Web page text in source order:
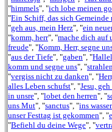
"himmels", "ich lobe meinen
"Ein Schiff, das sich Gemeinde
"geh aus, mein Herz", "ein
"komm, herr", "mache dich auf
freude", "Komm, Herr, segne
"aus der Tiefe", "gaben", "
komm und segne uns", "
"vergiss nicht zu danken", "
alles Leben schufst", "Jesu,
in unsre", "lobet den herren", "
uns Mut", "sanctus", "ins wasser
unser Festtag ist gekommen", "
"Befiehl du deine Wege", "